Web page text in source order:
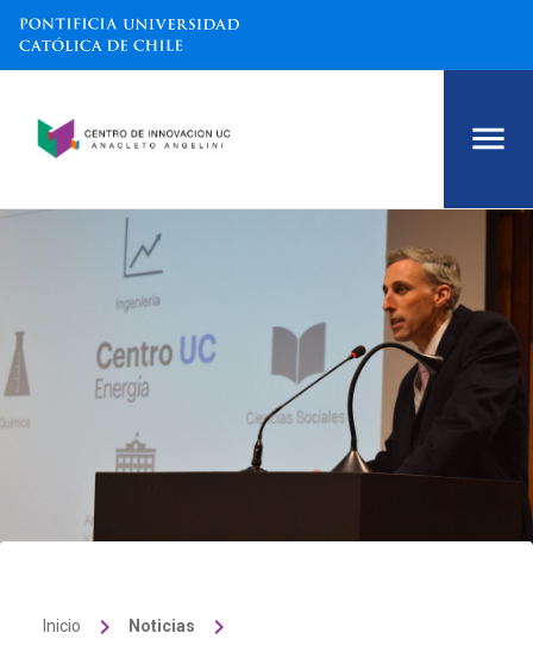
Inicio keyboard_arrow_right Noticias keyboard_arrow_right